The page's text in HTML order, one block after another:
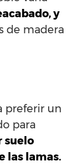
y
de madera
preferir un
para
suelo
las lamas.